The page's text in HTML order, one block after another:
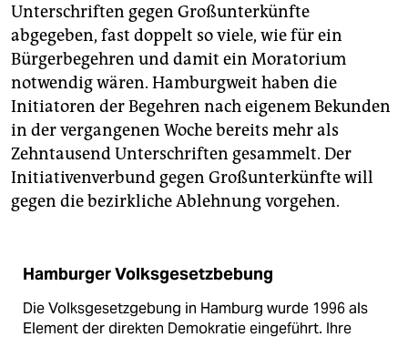
Unterschriften gegen Großunterkünfte
abgegeben, fast doppelt so viele, wie für ein
Bürgerbegehren und damit ein Moratorium
notwendig wären. Hamburgweit haben die
Initiatoren der Begehren nach eigenem Bekunden
in der vergangenen Woche bereits mehr als
Zehntausend Unterschriften gesammelt. Der
Initiativenverbund gegen Großunterkünfte will
gegen die bezirkliche Ablehnung vorgehen.
Hamburger Volksgesetzbebung
Die Volksgesetzgebung in Hamburg wurde 1996 als
Element der direkten Demokratie eingeführt. Ihre